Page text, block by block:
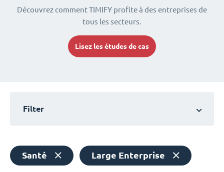
Découvrez comment TIMIFY profite à des entreprises de
tous les secteurs.
Lisez les études de cas
Filter
Santé Large Enterprise